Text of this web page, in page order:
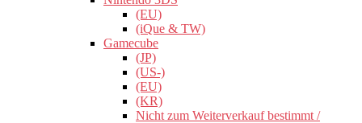
(EU)
(iQue & TW)
Gamecube
(JP)
(US-)
(EU)
(KR)
Nicht zum Weiterverkauf bestimmt /